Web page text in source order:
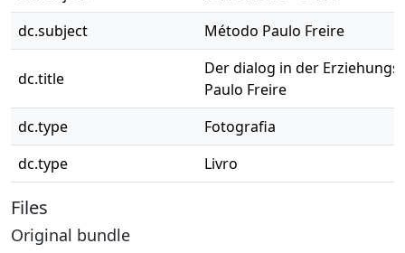
dc.subject
Método Paulo Freire
dc.title
Der dialog in der
Paulo Freire
dc.type
Fotografia
dc.type
Livro
Files
Original bundle